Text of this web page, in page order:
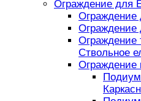
Ограждение для
Ограждение
Ограждение
Ограждение
Ствольное
Ограждение